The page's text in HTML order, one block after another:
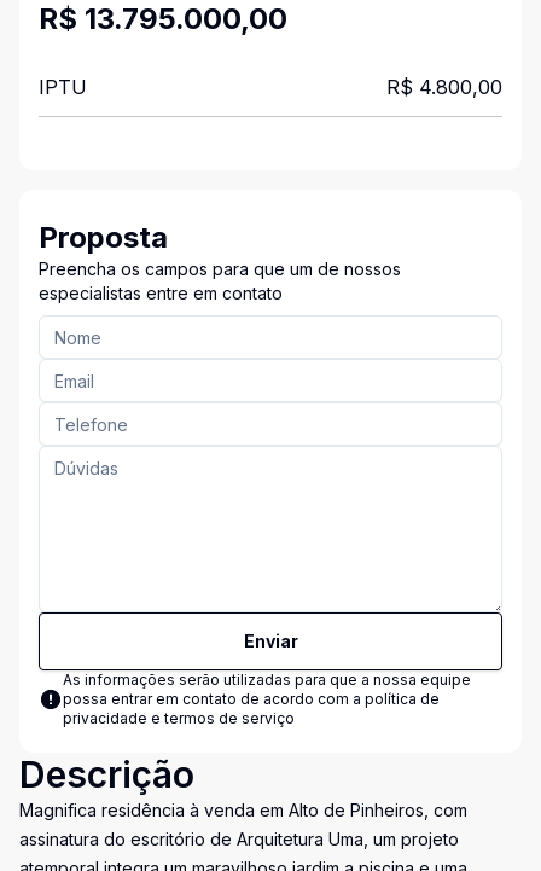
R$ 13.795.000,00
IPTU R$ 4.800,00
Proposta
Preencha os campos para que um de nossos
especialistas entre em contato
Enviar
As informações serão utilizadas para que a nossa equipe
possa entrar em contato de acordo com a política de
privacidade e termos de serviço
Descrição
Magnifica residência à venda em Alto de Pinheiros, com
assinatura do escritório de Arquitetura Uma, um projeto